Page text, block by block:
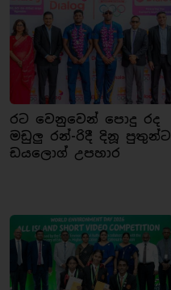
රට වෙනුවෙන් පොදු රද
මඩුලු රන්-රිදී දිනූ පුතුන්ට
ඩයලොග් උපහාර